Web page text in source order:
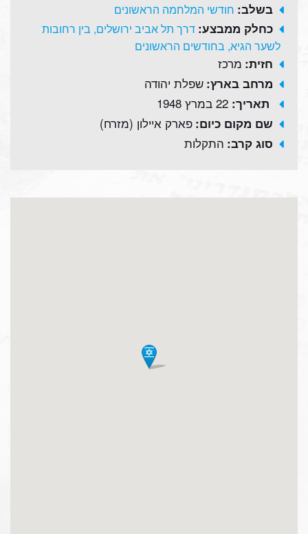
בשלב: חודשי המלחמה הראשונים
כחלק ממבצע: דרך תל אביב ירושלים, בין רחובות
לשער הגיא, בחודשים הראשונים
חזית: מרכז
מרחב בארץ: שפלת יהודה
תאריך: 22 במרץ 1948
שם מקום כיום: פארק איילון (מזרח)
סוג קרב: התקלות